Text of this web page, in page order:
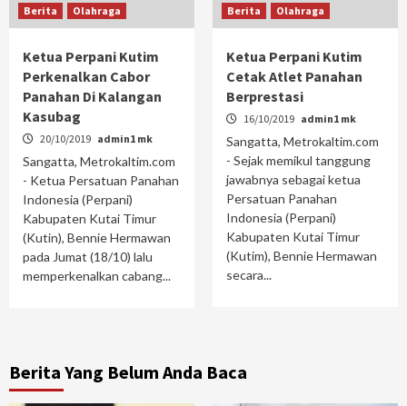
Berita Olahraga
Ketua Perpani Kutim
Perkenalkan Cabor
Panahan Di Kalangan
Kasubag
20/10/2019 admin1 mk
Sangatta, Metrokaltim.com
- Ketua Persatuan Panahan
Indonesia (Perpani)
Kabupaten Kutai Timur
(Kutin), Bennie Hermawan
pada Jumat (18/10) lalu
memperkenalkan cabang...
Berita Olahraga
Ketua Perpani Kutim
Cetak Atlet Panahan
Berprestasi
16/10/2019 admin1 mk
Sangatta, Metrokaltim.com
- Sejak memikul tanggung
jawabnya sebagai ketua
Persatuan Panahan
Indonesia (Perpani)
Kabupaten Kutai Timur
(Kutim), Bennie Hermawan
secara...
Berita Yang Belum Anda Baca